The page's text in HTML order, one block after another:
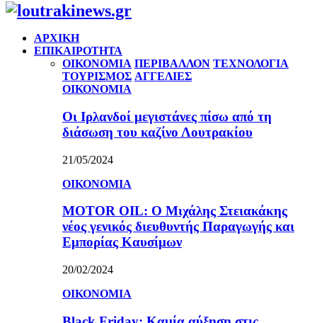
Facebook
Twitter
Instagram
Pinterest
Youtube
ΑΡΧΙΚΗ
ΕΠΙΚΑΙΡΟΤΗΤΑ
ΟΙΚΟΝΟΜΙΑ ΠΕΡΙΒΑΛΛΟΝ ΤΕΧΝΟΛΟΓΙΑ
ΤΟΥΡΙΣΜΟΣ ΑΓΓΕΛΙΕΣ
ΟΙΚΟΝΟΜΙΑ
Οι Ιρλανδοί μεγιστάνες πίσω από τη
διάσωση του καζίνο Λουτρακίου
21/05/2024
ΟΙΚΟΝΟΜΙΑ
MOTOR OIL: Ο Μιχάλης Στειακάκης
νέος γενικός διευθυντής Παραγωγής και
Εμπορίας Καυσίμων
20/02/2024
ΟΙΚΟΝΟΜΙΑ